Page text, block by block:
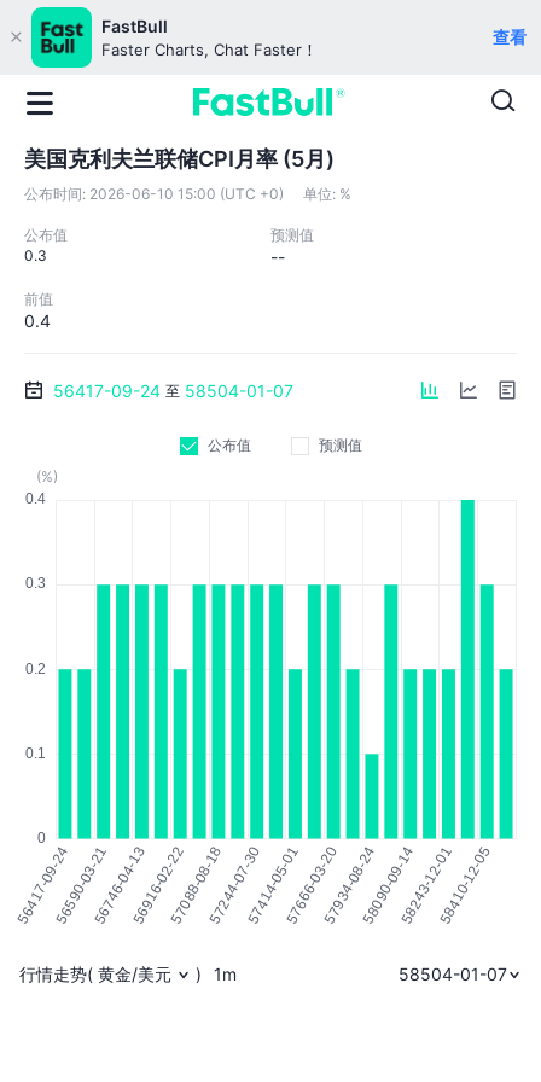
FastBull
Faster Charts, Chat Faster！
查看
美国克利夫兰联储CPI月率 (5月)
公布时间: 2026-06-10 15:00 (UTC +0) 单位: %
公布值
0.3
预测值
--
前值
0.4
56417-09-24 至 58504-01-07
公布值
预测值
(%)
行情走势( 黄金/美元 ) 1m 58504-01-07